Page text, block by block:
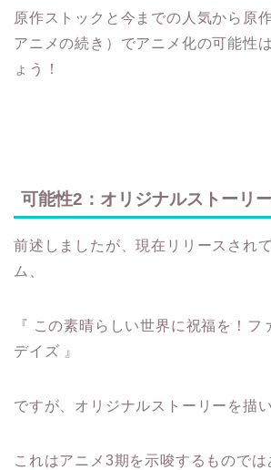
原作ストックと今までの人気から原
アニメの続き）でアニメ化の可能性
ょう！
可能性2：オリジナルストーリ
前述しましたが、現在リリースされ
ム、
『 この素晴らしい世界に祝福を！フ
デイズ 』
ですが、オリジナルストーリーを描
これはアニメ3期を示唆するものでは